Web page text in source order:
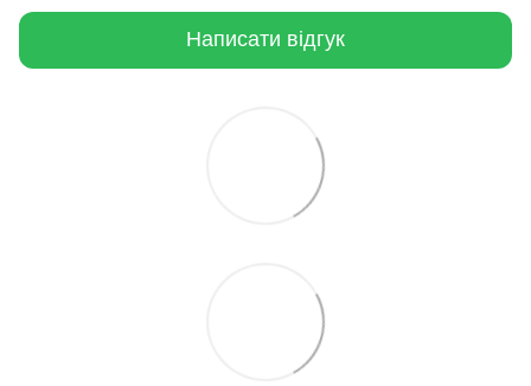
Написати відгук